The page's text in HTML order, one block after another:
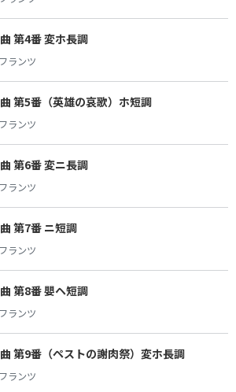
第4番 変ホ長調
ランツ
第5番（英雄の哀歌）ホ短調
ランツ
第6番 変ニ長調
ランツ
第7番 ニ短調
ランツ
第8番 嬰ヘ短調
ランツ
第9番（ペストの謝肉祭）変ホ長調
ランツ